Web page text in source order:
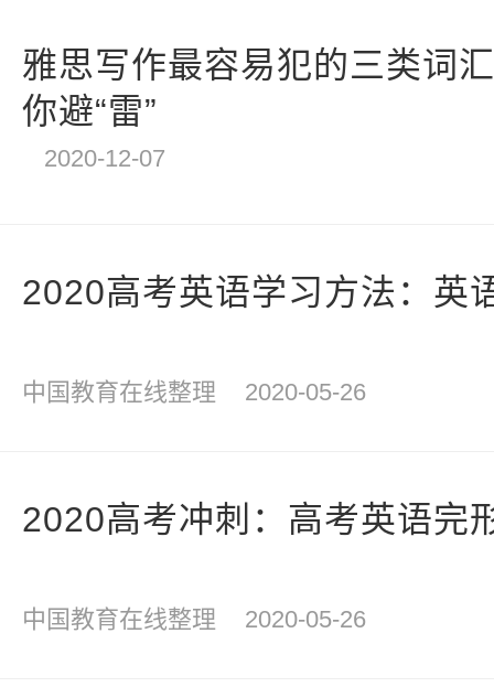
雅思写作最容易犯的三类词
你避“雷”
2020-12-07
2020高考英语学习方法：英
中国教育在线整理 2020-05-26
2020高考冲刺：高考英语完
中国教育在线整理 2020-05-26